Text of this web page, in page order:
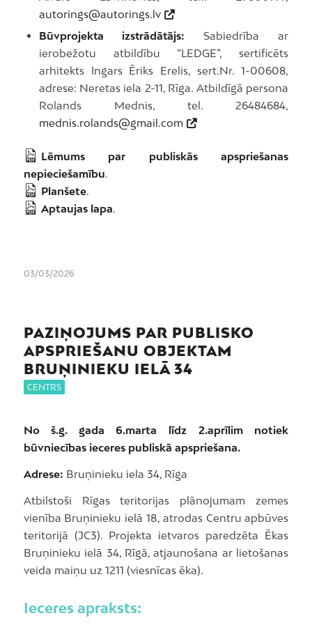
autorings@autorings.lv
Būvprojekta izstrādātājs: Sabiedrība ar
ierobežotu atbildību “LEDGE”, sertificēts
arhitekts Ingars Ēriks Erelis, sert.Nr. 1-00608,
adrese: Neretas iela 2-11, Rīga. Atbildīgā persona
Rolands Mednis, tel. 26484684,
mednis.rolands@gmail.com
Lēmums par publiskās apspriešanas
nepieciešamību.
Planšete.
Aptaujas lapa.
03/03/2026
PAZIŅOJUMS PAR PUBLISKO
APSPRIEŠANU OBJEKTAM
BRUŅINIEKU IELĀ 34
CENTRS
No š.g. gada 6.marta līdz 2.aprīlim notiek
būvniecības ieceres publiskā apspriešana.
Adrese: Bruņinieku iela 34, Rīga
Atbilstoši Rīgas teritorijas plānojumam zemes
vienība Bruņinieku ielā 18, atrodas Centru apbūves
teritorijā (JC3). Projekta ietvaros paredzēta Ēkas
Bruņinieku ielā 34, Rīgā, atjaunošana ar lietošanas
veida maiņu uz 1211 (viesnīcas ēka).
Ieceres apraksts: